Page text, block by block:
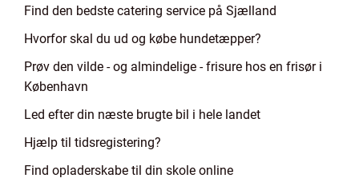
Find den bedste catering service på Sjælland
Hvorfor skal du ud og købe hundetæpper?
Prøv den vilde - og almindelige - frisure hos en frisør i
København
Led efter din næste brugte bil i hele landet
Hjælp til tidsregistering?
Find opladerskabe til din skole online